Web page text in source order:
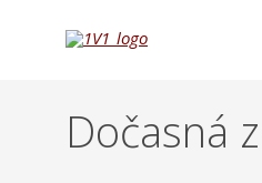
Dočasná